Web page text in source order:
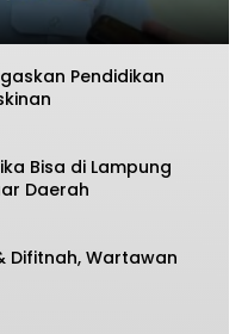
Pendidikan
Bisa di Lampung
Daerah
Difitnah, Wartawan